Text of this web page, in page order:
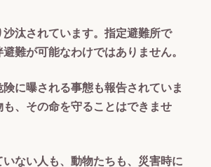
汰されています。指定避難所で
難が可能なわけではありません。
に曝される事態も報告されていま
、その命を守ることはできませ
ない人も、動物たちも、災害時に